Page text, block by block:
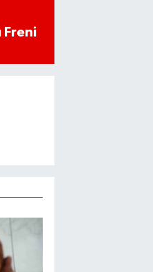
Freni